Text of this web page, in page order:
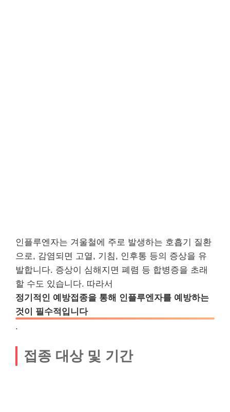
인플루엔자는 겨울철에 주로 발생하는 호흡기 질환
으로, 감염되면 고열, 기침, 인후통 등의 증상을 유
발합니다. 증상이 심해지면 폐렴 등 합병증을 초래
할 수도 있습니다. 따라서
정기적인 예방접종을 통해 인플루엔자를 예방하는
것이 필수적입니다
.
접종 대상 및 기간